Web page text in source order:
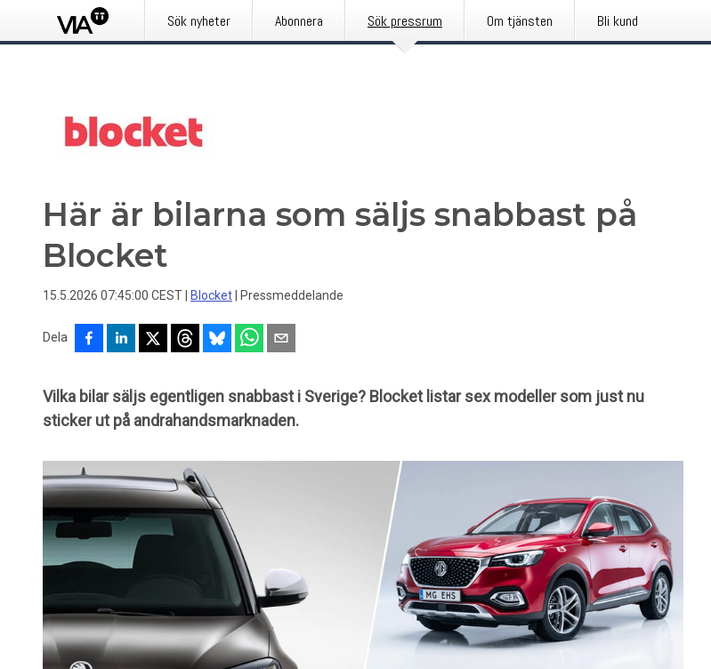
Sök nyheter Abonnera Sök pressrum Om tjänsten Bli kund
Här är bilarna som säljs snabbast på
Blocket
15.5.2026 07:45:00 CEST Blocket Pressmeddelande
Dela
Vilka bilar säljs egentligen snabbast i Sverige? Blocket listar sex modeller som just nu
sticker ut på andrahandsmarknaden.